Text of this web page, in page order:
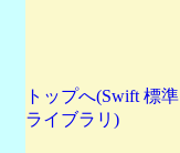
トップへ(Swift 標準
ライブラリ)